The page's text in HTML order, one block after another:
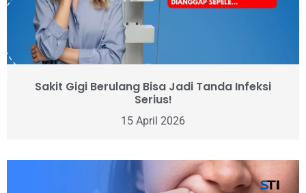
Sakit Gigi Berulang Bisa Jadi Tanda Infeksi
Serius!
15 April 2026